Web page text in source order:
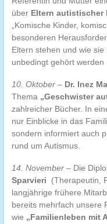
über Eltern autistischer
„Komische Kinder,
besonderen
Eltern stehen und wie
unbedingt gehört werden
10. Oktober – Dr. Inez
Thema „Geschwister
zahlreicher Bücher. In
nur Einblicke in das
sondern informiert auch
rund um Autismus.
14. November– Die
Sparvieri
(Therapeutin,
langjährige frühere
bereits mehrfach unsere
wie „Familienleben mit